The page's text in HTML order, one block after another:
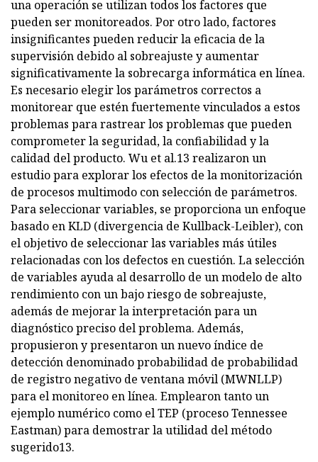
una operación se utilizan todos los factores que
pueden ser monitoreados. Por otro lado, factores
insignificantes pueden reducir la eficacia de la
supervisión debido al sobreajuste y aumentar
significativamente la sobrecarga informática en línea.
Es necesario elegir los parámetros correctos a
monitorear que estén fuertemente vinculados a estos
problemas para rastrear los problemas que pueden
comprometer la seguridad, la confiabilidad y la
calidad del producto. Wu et al.13 realizaron un
estudio para explorar los efectos de la monitorización
de procesos multimodo con selección de parámetros.
Para seleccionar variables, se proporciona un enfoque
basado en KLD (divergencia de Kullback-Leibler), con
el objetivo de seleccionar las variables más útiles
relacionadas con los defectos en cuestión. La selección
de variables ayuda al desarrollo de un modelo de alto
rendimiento con un bajo riesgo de sobreajuste,
además de mejorar la interpretación para un
diagnóstico preciso del problema. Además,
propusieron y presentaron un nuevo índice de
detección denominado probabilidad de probabilidad
de registro negativo de ventana móvil (MWNLLP)
para el monitoreo en línea. Emplearon tanto un
ejemplo numérico como el TEP (proceso Tennessee
Eastman) para demostrar la utilidad del método
sugerido13.